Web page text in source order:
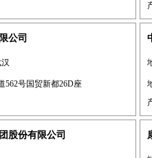
公司
562号国贸新都26D座
股份有限公司